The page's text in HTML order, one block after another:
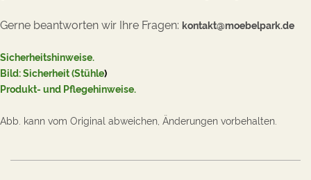
Gerne beantworten wir Ihre Fragen: kontakt@moebelpark.de
Sicherheitshinweise.
Bild: Sicherheit (Stühle)
Produkt- und Pflegehinweise.
Abb. kann vom Original abweichen, Änderungen vorbehalten.